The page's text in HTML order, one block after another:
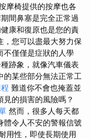
摩椅提供的按摩也各
間鼻塞是完全正常過
康和復原也是您的責
，您可以盡最大努力保
不僅僅是症狀的人學
跡象，就像汽車儀表
的某些部分無法正常工
難道你不會也掩蓋並
的損害的風險嗎？
然而，很多人每天都
體令人不安的警報信號
用性，即使長期使用